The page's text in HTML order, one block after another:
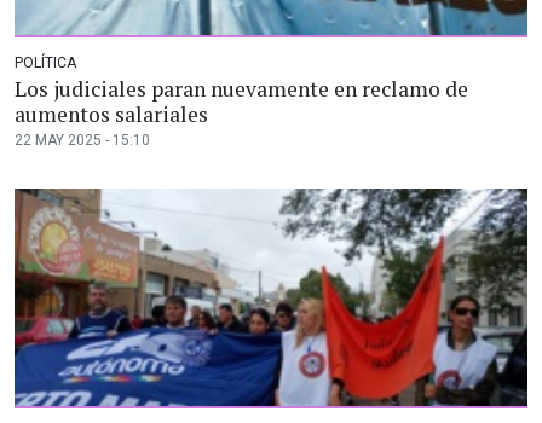
POLÍTICA
Los judiciales paran nuevamente en reclamo de
aumentos salariales
22 MAY 2025 - 15:10